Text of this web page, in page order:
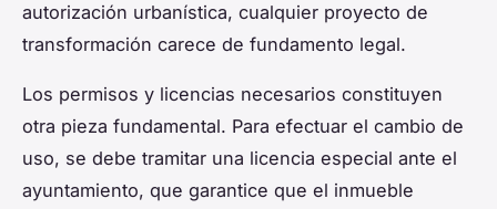
autorización urbanística, cualquier proyecto de
transformación carece de fundamento legal.
Los permisos y licencias necesarios constituyen
otra pieza fundamental. Para efectuar el cambio de
uso, se debe tramitar una licencia especial ante el
ayuntamiento, que garantice que el inmueble